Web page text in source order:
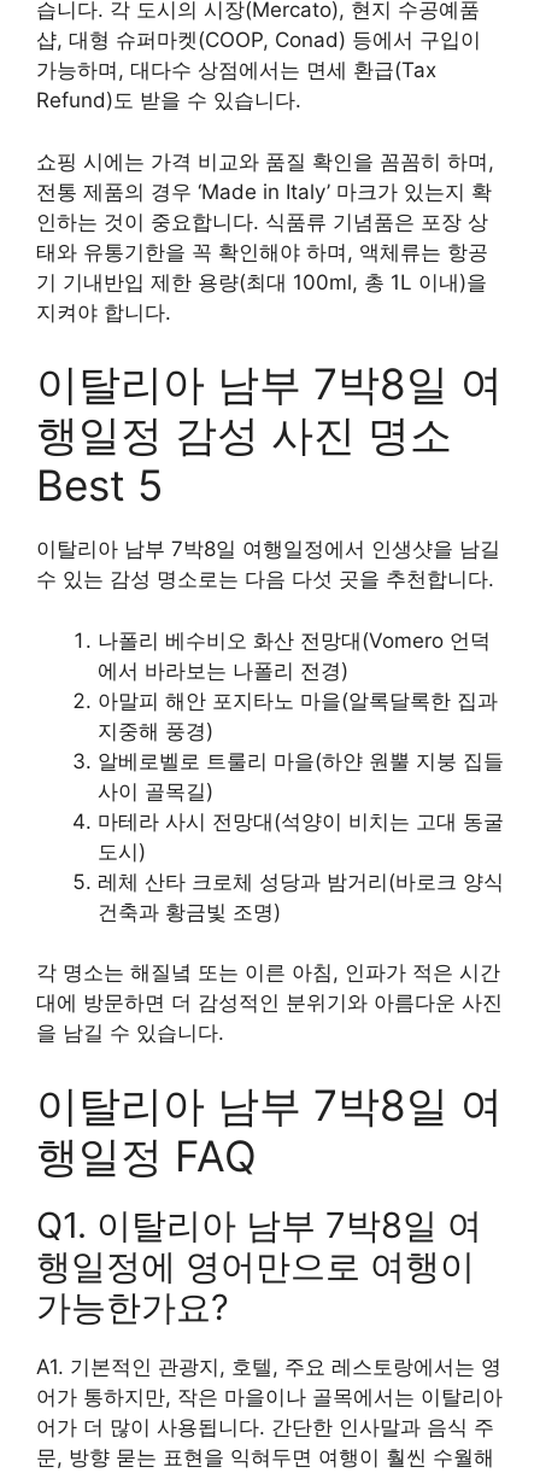
습니다. 각 도시의 시장(Mercato), 현지 수공예품
샵, 대형 슈퍼마켓(COOP, Conad) 등에서 구입이
가능하며, 대다수 상점에서는 면세 환급(Tax
Refund)도 받을 수 있습니다.
쇼핑 시에는 가격 비교와 품질 확인을 꼼꼼히 하며,
전통 제품의 경우 ‘Made in Italy’ 마크가 있는지 확
인하는 것이 중요합니다. 식품류 기념품은 포장 상
태와 유통기한을 꼭 확인해야 하며, 액체류는 항공
기 기내반입 제한 용량(최대 100ml, 총 1L 이내)을
지켜야 합니다.
이탈리아 남부 7박8일 여
행일정 감성 사진 명소
Best 5
이탈리아 남부 7박8일 여행일정에서 인생샷을 남길
수 있는 감성 명소로는 다음 다섯 곳을 추천합니다.
나폴리 베수비오 화산 전망대(Vomero 언덕
에서 바라보는 나폴리 전경)
아말피 해안 포지타노 마을(알록달록한 집과
지중해 풍경)
알베로벨로 트룰리 마을(하얀 원뿔 지붕 집들
사이 골목길)
마테라 사시 전망대(석양이 비치는 고대 동굴
도시)
레체 산타 크로체 성당과 밤거리(바로크 양식
건축과 황금빛 조명)
각 명소는 해질녘 또는 이른 아침, 인파가 적은 시간
대에 방문하면 더 감성적인 분위기와 아름다운 사진
을 남길 수 있습니다.
이탈리아 남부 7박8일 여
행일정 FAQ
Q1. 이탈리아 남부 7박8일 여
행일정에 영어만으로 여행이
가능한가요?
A1. 기본적인 관광지, 호텔, 주요 레스토랑에서는 영
어가 통하지만, 작은 마을이나 골목에서는 이탈리아
어가 더 많이 사용됩니다. 간단한 인사말과 음식 주
문, 방향 묻는 표현을 익혀두면 여행이 훨씬 수월해